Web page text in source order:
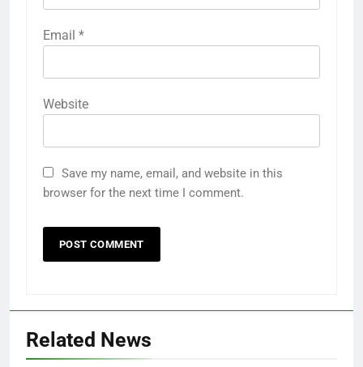
Email *
Website
Save my name, email, and website in this
browser for the next time I comment.
Related News